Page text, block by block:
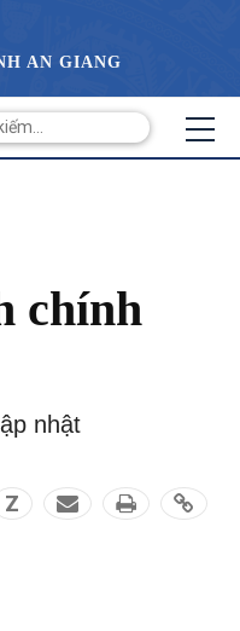
AN GIANG
chính
nhật
Z